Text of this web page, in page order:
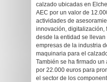
calzado ubicadas en
AEC por un valor de
actividades de
innovación, digitalización,
desde la entidad se
empresas de la industria
maquinaria para el
También se ha firmado
por 22.000 euros para
el sector de los